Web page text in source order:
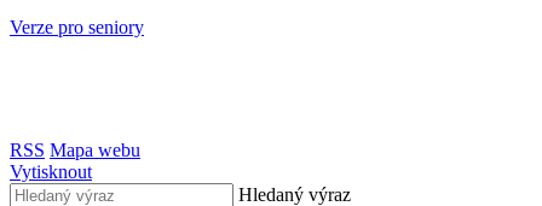
Verze pro seniory
RSS Mapa webu
Vytisknout
Hledaný výraz